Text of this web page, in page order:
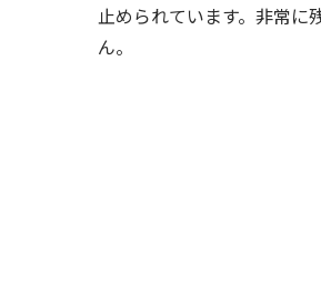
止められています。非常に
ん。